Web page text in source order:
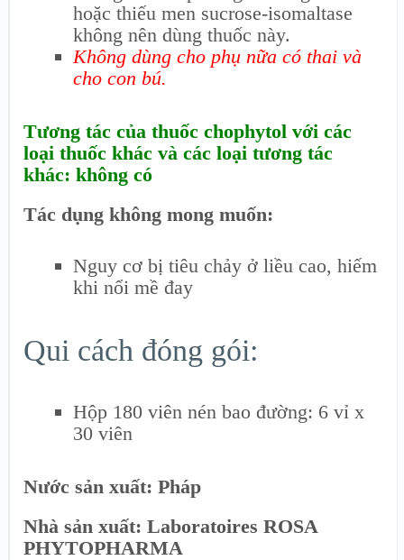
hoặc thiếu men sucrose-isomaltase
không nên dùng thuốc này.
Không dùng cho phụ nữa có thai và
cho con bú.
Tương tác của thuốc chophytol với các
loại thuốc khác và các loại tương tác
khác: không có
Tác dụng không mong muốn:
Nguy cơ bị tiêu chảy ở liều cao, hiếm
khi nổi mề đay
Qui cách đóng gói:
Hộp 180 viên nén bao đường: 6 vỉ x
30 viên
Nước sản xuất: Pháp
Nhà sản xuất: Laboratoires ROSA
PHYTOPHARMA